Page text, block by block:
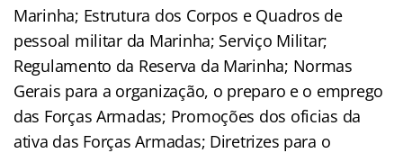
Marinha; Estrutura dos Corpos e Quadros de
pessoal militar da Marinha; Serviço Militar;
Regulamento da Reserva da Marinha; Normas
Gerais para a organização, o preparo e o emprego
das Forças Armadas; Promoções dos oficias da
ativa das Forças Armadas; Diretrizes para o